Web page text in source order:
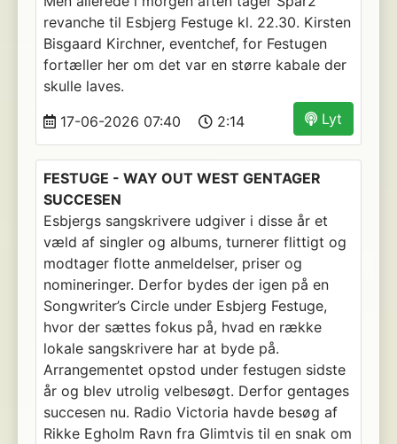
revanche til Esbjerg Festuge kl. 22.30. Kirsten
Bisgaard Kirchner, eventchef, for Festugen
fortæller her om det var en større kabale der
skulle laves.
Lyt
17-06-2026 07:40 2:14
FESTUGE - WAY OUT WEST GENTAGER
SUCCESEN
Esbjergs sangskrivere udgiver i disse år et
væld af singler og albums, turnerer flittigt og
modtager flotte anmeldelser, priser og
nomineringer. Derfor bydes der igen på en
Songwriter’s Circle under Esbjerg Festuge,
hvor der sættes fokus på, hvad en række
lokale sangskrivere har at byde på.
Arrangementet opstod under festugen sidste
år og blev utrolig velbesøgt. Derfor gentages
succesen nu. Radio Victoria havde besøg af
Rikke Egholm Ravn fra Glimtvis til en snak om